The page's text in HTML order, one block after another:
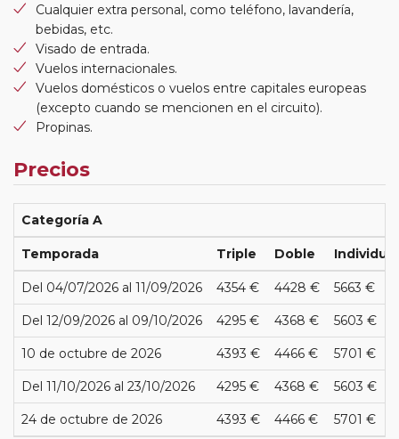
Cualquier extra personal, como teléfono, lavandería,
bebidas, etc.
Visado de entrada.
Vuelos internacionales.
Vuelos domésticos o vuelos entre capitales europeas
(excepto cuando se mencionen en el circuito).
Propinas.
Precios
Categoría A
Temporada Triple Doble Individual
Del 04/07/2026 al 11/09/2026 4354 € 4428 € 5663 €
Del 12/09/2026 al 09/10/2026 4295 € 4368 € 5603 €
10 de octubre de 2026 4393 € 4466 € 5701 €
Del 11/10/2026 al 23/10/2026 4295 € 4368 € 5603 €
24 de octubre de 2026 4393 € 4466 € 5701 €